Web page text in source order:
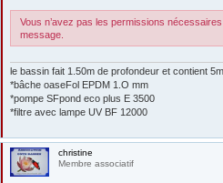
Vous n’avez pas les permissions
message.
le bassin fait 1.50m de profondeur et contient
*bâche oaseFol EPDM 1.O mm
*pompe SFpond eco plus E 3500
*filtre avec lampe UV BF 12000
christine
Membre associatif